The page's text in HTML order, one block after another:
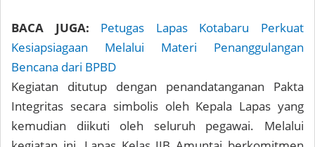
BACA JUGA:
Petugas Lapas Kotabaru Perkuat
Kesiapsiagaan Melalui Materi Penanggulangan
Bencana dari BPBD
Kegiatan ditutup dengan penandatanganan Pakta
Integritas secara simbolis oleh Kepala Lapas yang
kemudian diikuti oleh seluruh pegawai. Melalui